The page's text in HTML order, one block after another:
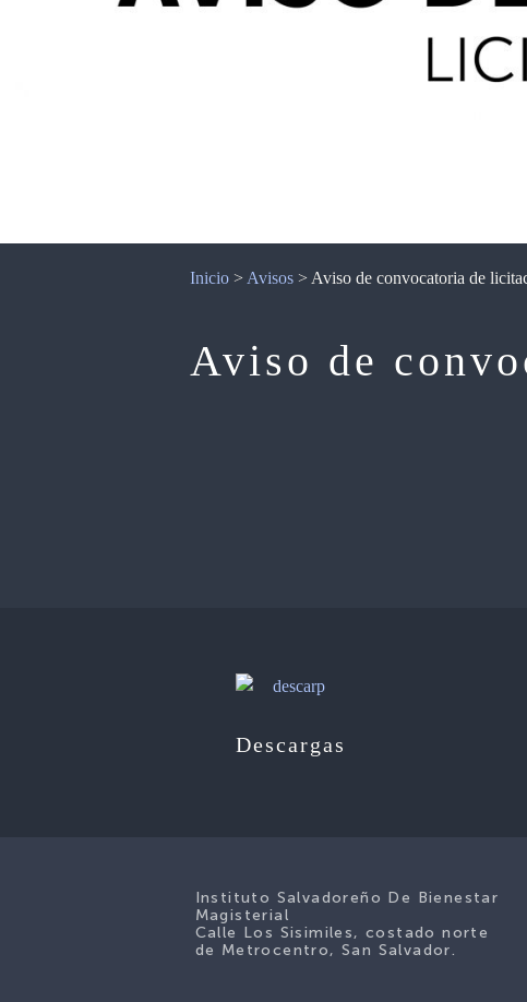
Inicio > Avisos > Aviso de convocatoria de
Aviso de
Descargas
Instituto Salvadoreño De Bienestar
Magisterial
Calle Los Sisimiles, costado norte
de Metrocentro, San Salvador.